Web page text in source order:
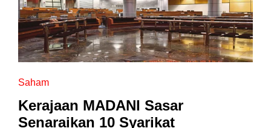
Saham
Kerajaan MADANI Sasar
Senaraikan 10 Syarikat